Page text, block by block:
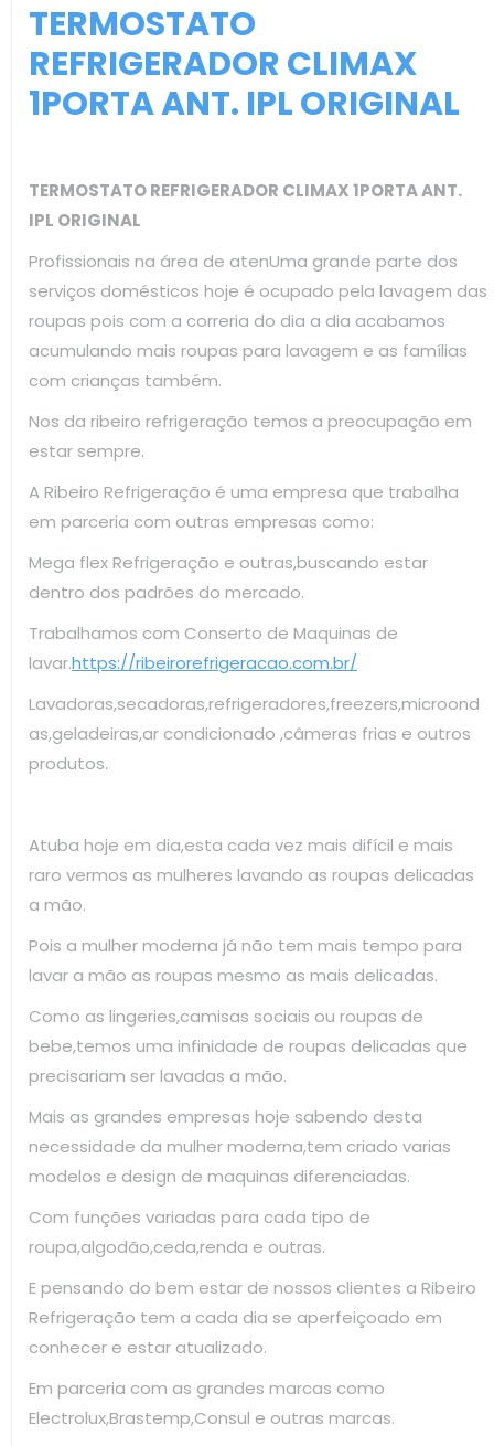
TERMOSTATO
REFRIGERADOR CLIMAX
1PORTA ANT. IPL ORIGINAL
TERMOSTATO REFRIGERADOR CLIMAX 1PORTA ANT.
IPL ORIGINAL
Profissionais na área de atenUma grande parte dos
serviços domésticos hoje é ocupado pela lavagem das
roupas pois com a correria do dia a dia acabamos
acumulando mais roupas para lavagem e as famílias
com crianças também.
Nos da ribeiro refrigeração temos a preocupação em
estar sempre.
A Ribeiro Refrigeração é uma empresa que trabalha
em parceria com outras empresas como:
Mega flex Refrigeração e outras,buscando estar
dentro dos padrões do mercado.
Trabalhamos com Conserto de Maquinas de
lavar.https://ribeirorefrigeracao.com.br/
Lavadoras,secadoras,refrigeradores,freezers,microond
as,geladeiras,ar condicionado ,câmeras frias e outros
produtos.
Atuba hoje em dia,esta cada vez mais difícil e mais
raro vermos as mulheres lavando as roupas delicadas
a mão.
Pois a mulher moderna já não tem mais tempo para
lavar a mão as roupas mesmo as mais delicadas.
Como as lingeries,camisas sociais ou roupas de
bebe,temos uma infinidade de roupas delicadas que
precisariam ser lavadas a mão.
Mais as grandes empresas hoje sabendo desta
necessidade da mulher moderna,tem criado varias
modelos e design de maquinas diferenciadas.
Com funções variadas para cada tipo de
roupa,algodão,ceda,renda e outras.
E pensando do bem estar de nossos clientes a Ribeiro
Refrigeração tem a cada dia se aperfeiçoado em
conhecer e estar atualizado.
Em parceria com as grandes marcas como
Electrolux,Brastemp,Consul e outras marcas.